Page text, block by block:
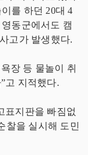
를 하던 20대 4
동군에서도 캠
고가 발생했다.
장 등 물놀이 취
고 지적했다.
표지판을 빠짐없
찰을 실시해 도민